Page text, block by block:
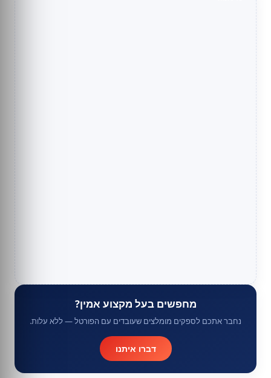
מחפשים בעל מקצוע אמין?
נחבר אתכם לספקים מומלצים שעובדים עם הפורטל — ללא עלות.
דברו איתנו